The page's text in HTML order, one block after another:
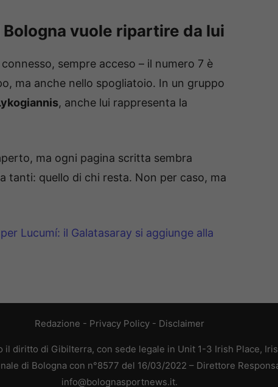
Bologna vuole ripartire da lui
sempre acceso – il numero 7 è
ma anche nello spogliatoio. In un gruppo
, anche lui rappresenta la
ma ogni pagina scritta sembra
tanti: quello di chi resta. Non per caso, ma
Lucumí: il Galatasaray si aggiunge alla
Redazione - Privacy Policy- Disclaimer
diritto di Gibilterra, con sede legale in Unit 1-3 Irish Place,
di Bologna con n°8577 del 16/03/2022 – Direttore
info@bolognasportnews.it.